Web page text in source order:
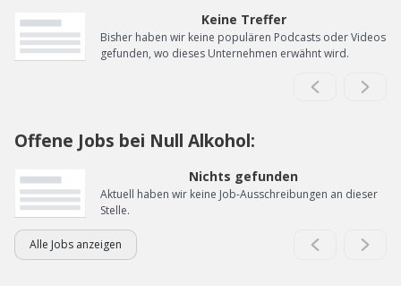
Keine Treffer
Bisher haben wir keine populären Podcasts oder Videos
gefunden, wo dieses Unternehmen erwähnt wird.
Offene Jobs bei Null Alkohol:
Nichts gefunden
Aktuell haben wir keine Job-Ausschreibungen an dieser
Stelle.
Alle Jobs anzeigen